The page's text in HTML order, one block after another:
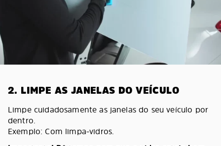
2. LIMPE AS JANELAS DO VEÍCULO
Limpe cuidadosamente as janelas do seu veículo por
dentro.
Exemplo: Com limpa-vidros.